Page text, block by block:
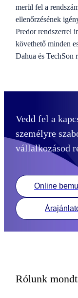
merül fel a
ellenőrzésének
Predor rendszerrel
követhető minden
Dahua és TechSon
Vedd fel a
személyre
vállalkozásod
Online
Rólunk